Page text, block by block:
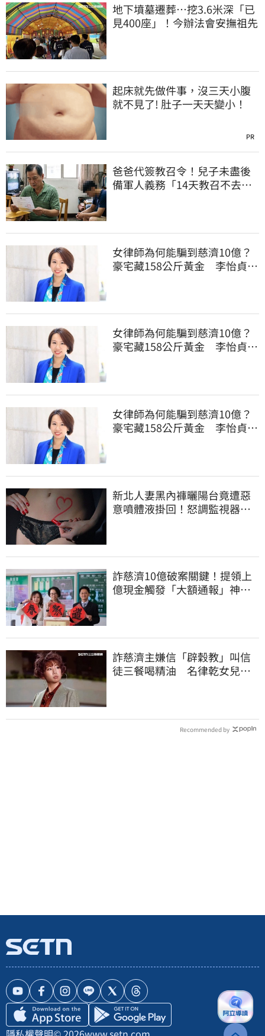
地下墳墓遷葬…挖3.6米深「已
見400座」！今辦法會安撫祖先
起床就先做件事，沒三天小腹
就不見了! 肚子一天天變小！
PR
爸爸代簽教召令！兒子未盡後
備軍人義務「14天教召不去」
女律師為何能騙到慈濟10億？
豪宅藏158公斤黃金 李怡貞驚
女律師為何能騙到慈濟10億？
豪宅藏158公斤黃金 李怡貞驚
女律師為何能騙到慈濟10億？
豪宅藏158公斤黃金 李怡貞驚
新北人妻黑內褲曬陽台竟遭惡
意噴體液掛回！怒調監視器竟
詐慈濟10億破案關鍵！提領上
億現金觸發「大額通報」神鬼
詐慈濟主嫌信「辟穀教」叫信
徒三餐喝精油 名律乾女兒卻
Recommended by